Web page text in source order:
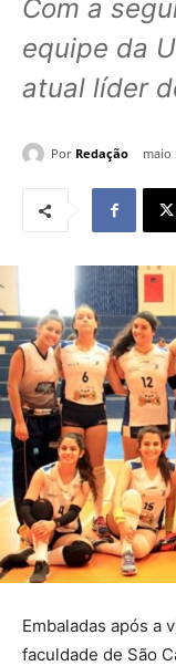
Com a
equipe da
atual líder
Por Redação maio
Embaladas após a
faculdade de São